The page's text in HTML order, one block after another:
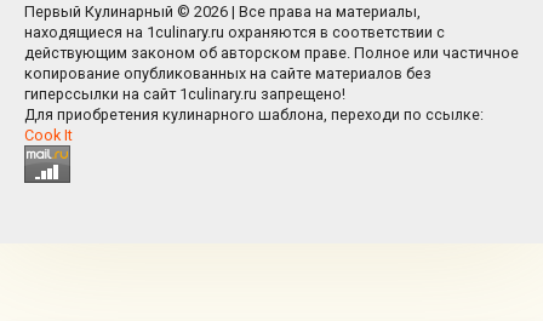
Первый Кулинарный © 2026 | Все права на материалы,
находящиеся на 1culinary.ru охраняются в соответствии с
действующим законом об авторском праве. Полное или частичное
копирование опубликованных на сайте материалов без
гиперссылки на сайт 1culinary.ru запрещено!
Для приобретения кулинарного шаблона, переходи по ссылке:
Cook It